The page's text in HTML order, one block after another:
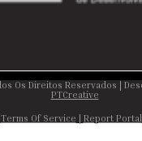
PTCreative
Terms Of Service | Report Portal